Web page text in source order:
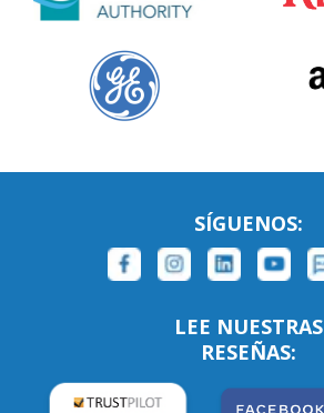
SÍGUENOS:
LEE NUESTRAS
RESEÑAS: